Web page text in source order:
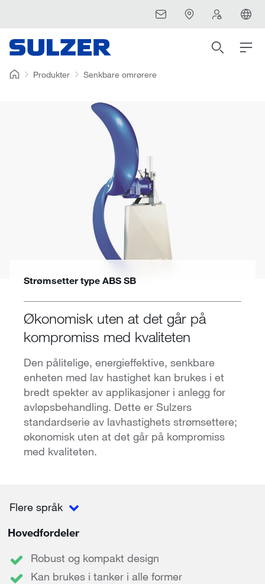
Produkter Senkbare omrørere
Strømsetter type ABS SB
Økonomisk uten at det går på
kompromiss med kvaliteten
Den pålitelige, energieffektive, senkbare
enheten med lav hastighet kan brukes i et
bredt spekter av applikasjoner i anlegg for
avløpsbehandling. Dette er Sulzers
standardserie av lavhastighets strømsettere;
økonomisk uten at det går på kompromiss
med kvaliteten.
Flere språk
Hovedfordeler
Robust og kompakt design
Kan brukes i tanker i alle former